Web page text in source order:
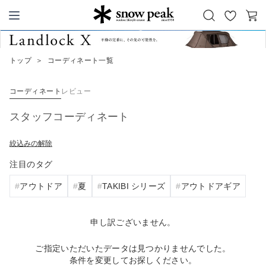
Snow Peak
お
気
カ
トップ ＞ コーディネート一覧
コーディネート レビュー
スタッフコーディネート
絞込みの解除
注目のタグ
アウトドア 夏 TAKIBI シリーズ アウトドアギア
申し訳ございません。
ご指定いただいたデータは見つかりませんでした。
条件を変更してお探しください。